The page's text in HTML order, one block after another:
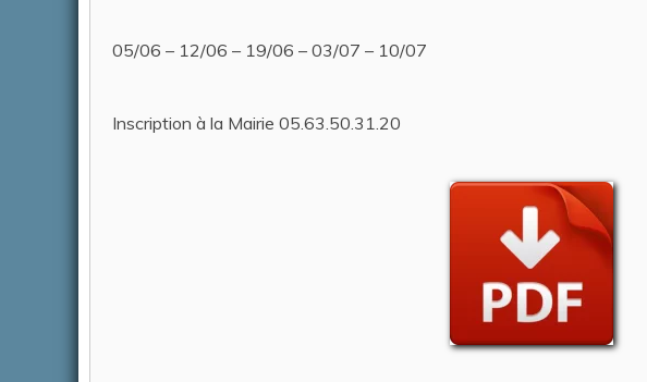
05/06 – 12/06 – 19/06 – 03/07 – 10/07
Inscription à la Mairie 05.63.50.31.20